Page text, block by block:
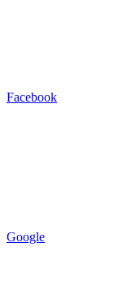
Facebook
Google